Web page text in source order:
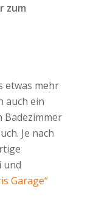
zum
etwas mehr
auch ein
Badezimmer
Je nach
und
Garage“